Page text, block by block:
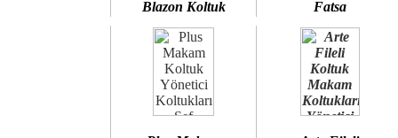
Blazon Koltuk Fatsa